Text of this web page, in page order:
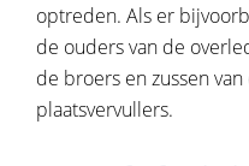
optreden. Als er
de ouders van de
de broers en zussen
plaatsvervullers.